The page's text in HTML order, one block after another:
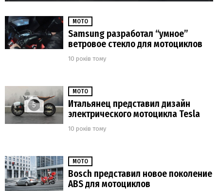
МОТО
Samsung разработал “умное”
ветровое стекло для мотоциклов
10 років тому
5
МОТО
Итальянец представил дизайн
электрического мотоцикла Tesla
10 років тому
МОТО
Bosch представил новое поколение
ABS для мотоциклов